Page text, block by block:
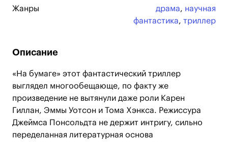
Жанры драма, научная
фантастика, триллер
Описание
«На бумаге» этот фантастический триллер
выглядел многообещающе, по факту же
произведение не вытянули даже роли Карен
Гиллан, Эммы Уотсон и Тома Хэнкса. Режиссура
Джеймса Понсольдта не держит интригу, сильно
переделанная литературная основа